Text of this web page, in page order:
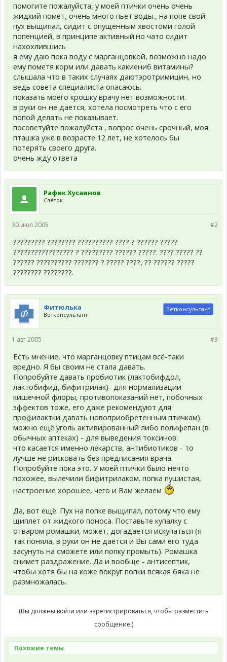
помогите пожалуйста, у моей птички очень очень
жидкий помет, очень много пьет воды., на попе свой
пух выщипал, сидит с опущенным хвостоми голой
попенцией, в принципе активный.но чато сидит
нахохлившись
я ему даю пока воду с марганцовкой, возможно надо
ему пометя корм или давать какиениб витамины?
слышала что в таких случаях даютэротримицин, но
ведь совета специалиста опасаюсь.
показать моего крошку врачу нет возможности.
в руки он не дается, хотела посмотреть что с его
попой делать не показывает.
посоветуйте пожалуйста , вопрос очень срочный, моя
пташка уже в возрасте 12 лет, не хотелось бы
потерять своего друга.
очень жду ответа
Рафик Хусаинов
Слёток
#2
30 июл 2005
????????? ???????? ?????????? ???? ? ?????? ?????
????????????????? ? ????????? ?????? ?????. ???? ????? ??
?????? ?????????? ??????? ? ????? ????, ?? ?????? ?????
???????? ????????.
Фитюлька
Ветконсультант
Ветконсультант
#3
1 авг 2005
Есть мнение, что марганцовку птицам всё-таки
вредно. Я бы своим не стала давать.
Попробуйте давать пробиотик (лактобифдол,
лактобифид, бифитрилак)- для нормализации
кишечной флоры, противопоказаний нет, побочных
эффектов тоже, его даже рекомендуют для
профилактки давать новоприобретенным птичкам).
можно ещё уголь активированный либо полифепан (в
обычных аптеках) - для выведения токсинов.
что касается именно лекарств, антибиотиков - то
лучше не рисковать без предписания врача.
Попробуйте пока это. У моей птички было нечто
похожее, вылечили бифитрилаком. попка пушистая,
настроение хорошее, чего и Вам желаем
Да, вот ещё. Пух на попке выщипал, потому что ему
щиплет от жидкого поноса. Поставьте купалку с
отваром ромашки, может, догадается искупаться (я
так поняла, в руки он не даётся и Вы сами его туда
засунуть на сможете или попку промыть). Ромашка
снимет раздражение. Да и вообще - антисептик,
чтобы хотя бы на коже вокруг попки всякая бяка не
размножалась.
(Вы должны войти или зарегистрироваться, чтобы разместить
сообщение.)
Похожие темы